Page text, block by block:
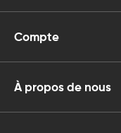
Compte
À propos de nous